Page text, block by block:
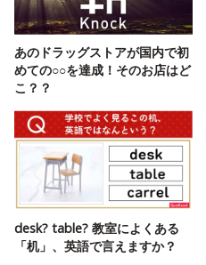
あのドラッグストアが国内で初
めての○○を達成！そのお店はど
こ？？
desk? table? 教室によくある
「机」、英語で言えますか？